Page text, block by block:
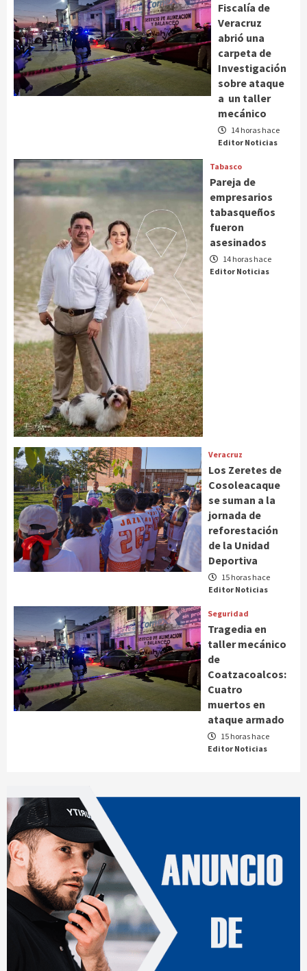
Fiscalía de
Veracruz
abrió una
carpeta de
Investigación
sobre ataque
a un taller
mecánico
14 horas hace
Editor Noticias
Tabasco
Pareja de
empresarios
tabasqueños
fueron
asesinados
14 horas hace
Editor Noticias
Veracruz
Los Zeretes de
Cosoleacaque
se suman a la
jornada de
reforestación
de la Unidad
Deportiva
15 horas hace
Editor Noticias
Seguridad
Tragedia en
taller mecánico
de
Coatzacoalcos:
Cuatro
muertos en
ataque armado
15 horas hace
Editor Noticias